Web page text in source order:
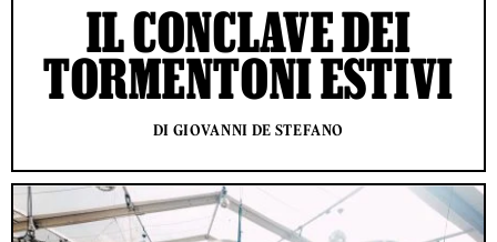
IL CONCLAVE DEI
TORMENTONI ESTIVI
DI GIOVANNI DE STEFANO